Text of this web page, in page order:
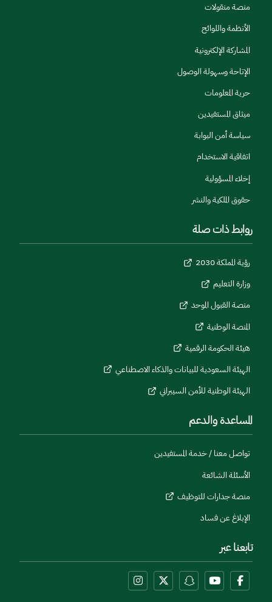
منصة منقولات
الأنظمة واللوائح
المشاركة الإلكترونية
الإتاحة وسهولة الوصول
حرية المعلومات
ميثاق المستفيدين
سياسة أمن البوابة
اتفاقية الاستخدام
إخلاء المسؤولية
حقوق الملكية والنشر
روابط ذات صلة
رؤية المملكة 2030
وزارة التعليم
منصة القبول الموحد
المنصة الوطنية
هيئة الحكومة الرقمية
الهيئة السعودية للبيانات والذكاء الاصطناعي
الهيئة الوطنية للأمن السيبراني
المساعدة والدعم
تواصل معنا / خدمة المستفيدين
الأسئلة الشائعة
منصة جدارات للتوظيف
الإبلاغ عن فساد
تابعنا عبر